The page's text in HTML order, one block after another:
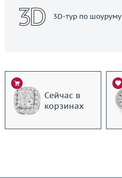
3D-тур по шоуруму
Сейчас в
корзинах